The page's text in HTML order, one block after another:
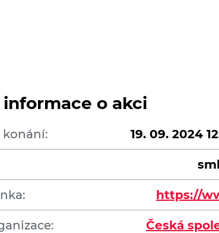
o akci
konání: 19. 09. 2024
https://
Česká